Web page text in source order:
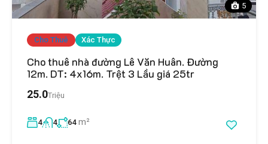
5
Cho Thuê Xác Thực
Cho thuê nhà đường Lê Văn Huân. Đường
12m. DT: 4x16m. Trệt 3 Lầu giá 25tr
25.0Triệu
4 4 64 m²